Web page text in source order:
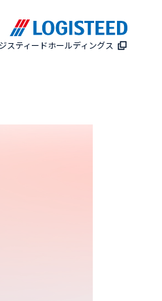
スティードホールディングス